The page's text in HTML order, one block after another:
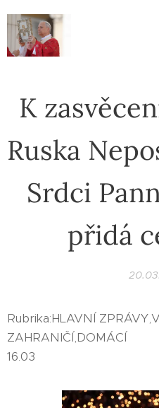
K
Ruska
Srdci
přidá
Rubrika:HLAVNÍ
16.03